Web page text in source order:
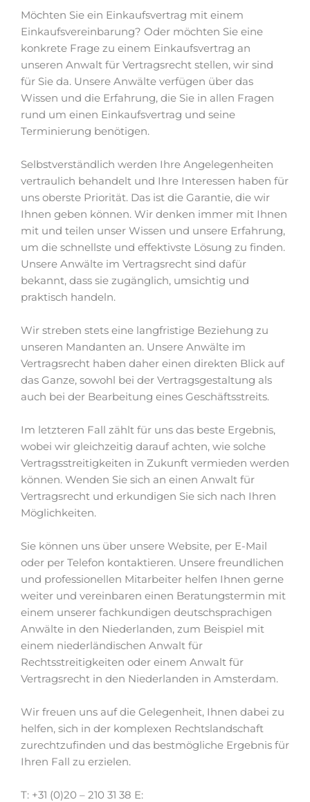
Möchten Sie ein Einkaufsvertrag mit einem
Einkaufsvereinbarung? Oder möchten Sie eine
konkrete Frage zu einem Einkaufsvertrag an
unseren Anwalt für Vertragsrecht stellen, wir sind
für Sie da. Unsere Anwälte verfügen über das
Wissen und die Erfahrung, die Sie in allen Fragen
rund um einen Einkaufsvertrag und seine
Terminierung benötigen.
Selbstverständlich werden Ihre Angelegenheiten
vertraulich behandelt und Ihre Interessen haben für
uns oberste Priorität. Das ist die Garantie, die wir
Ihnen geben können. Wir denken immer mit Ihnen
mit und teilen unser Wissen und unsere Erfahrung,
um die schnellste und effektivste Lösung zu finden.
Unsere Anwälte im Vertragsrecht sind dafür
bekannt, dass sie zugänglich, umsichtig und
praktisch handeln.
Wir streben stets eine langfristige Beziehung zu
unseren Mandanten an. Unsere Anwälte im
Vertragsrecht haben daher einen direkten Blick auf
das Ganze, sowohl bei der Vertragsgestaltung als
auch bei der Bearbeitung eines Geschäftsstreits.
Im letzteren Fall zählt für uns das beste Ergebnis,
wobei wir gleichzeitig darauf achten, wie solche
Vertragsstreitigkeiten in Zukunft vermieden werden
können. Wenden Sie sich an einen Anwalt für
Vertragsrecht und erkundigen Sie sich nach Ihren
Möglichkeiten.
Sie können uns über unsere Website, per E-Mail
oder per Telefon kontaktieren. Unsere freundlichen
und professionellen Mitarbeiter helfen Ihnen gerne
weiter und vereinbaren einen Beratungstermin mit
einem unserer fachkundigen deutschsprachigen
Anwälte in den Niederlanden, zum Beispiel mit
einem niederländischen Anwalt für
Rechtsstreitigkeiten oder einem Anwalt für
Vertragsrecht in den Niederlanden in Amsterdam.
Wir freuen uns auf die Gelegenheit, Ihnen dabei zu
helfen, sich in der komplexen Rechtslandschaft
zurechtzufinden und das bestmögliche Ergebnis für
Ihren Fall zu erzielen.
T: +31 (0)20 – 210 31 38 E: